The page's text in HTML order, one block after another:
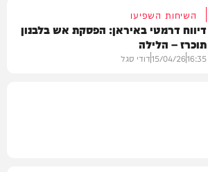
השיחות השפיעו
דיווח דרמטי באיראן: הפסקת אש בלבנון
תוכרז – הלילה
16:35
15/04/26דודי סגל